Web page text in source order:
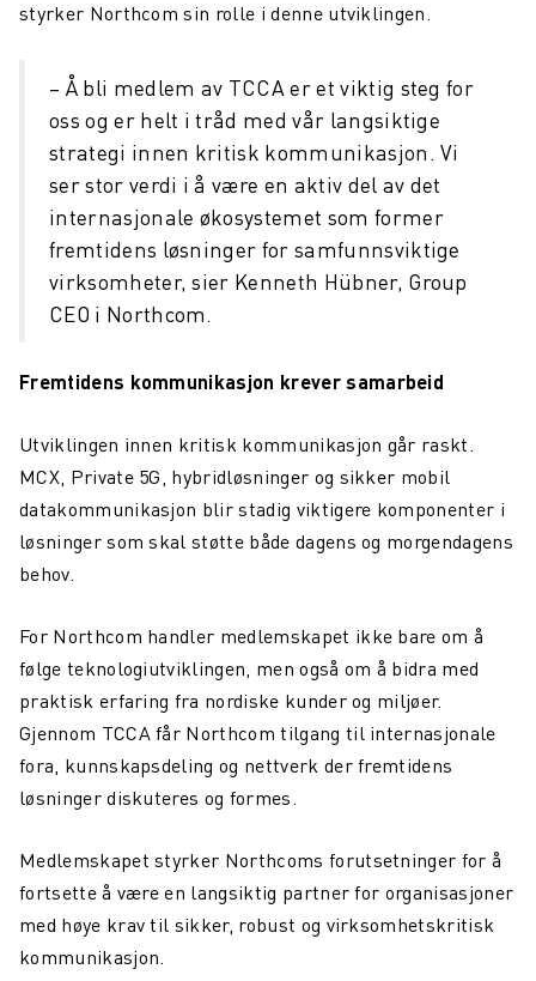
styrker Northcom sin rolle i denne utviklingen.
– Å bli medlem av TCCA er et viktig steg for
oss og er helt i tråd med vår langsiktige
strategi innen kritisk kommunikasjon. Vi
ser stor verdi i å være en aktiv del av det
internasjonale økosystemet som former
fremtidens løsninger for samfunnsviktige
virksomheter, sier Kenneth Hübner, Group
CEO i Northcom.
Fremtidens kommunikasjon krever samarbeid
Utviklingen innen kritisk kommunikasjon går raskt.
MCX, Private 5G, hybridløsninger og sikker mobil
datakommunikasjon blir stadig viktigere komponenter i
løsninger som skal støtte både dagens og morgendagens
behov.
For Northcom handler medlemskapet ikke bare om å
følge teknologiutviklingen, men også om å bidra med
praktisk erfaring fra nordiske kunder og miljøer.
Gjennom TCCA får Northcom tilgang til internasjonale
fora, kunnskapsdeling og nettverk der fremtidens
løsninger diskuteres og formes.
Medlemskapet styrker Northcoms forutsetninger for å
fortsette å være en langsiktig partner for organisasjoner
med høye krav til sikker, robust og virksomhetskritisk
kommunikasjon.